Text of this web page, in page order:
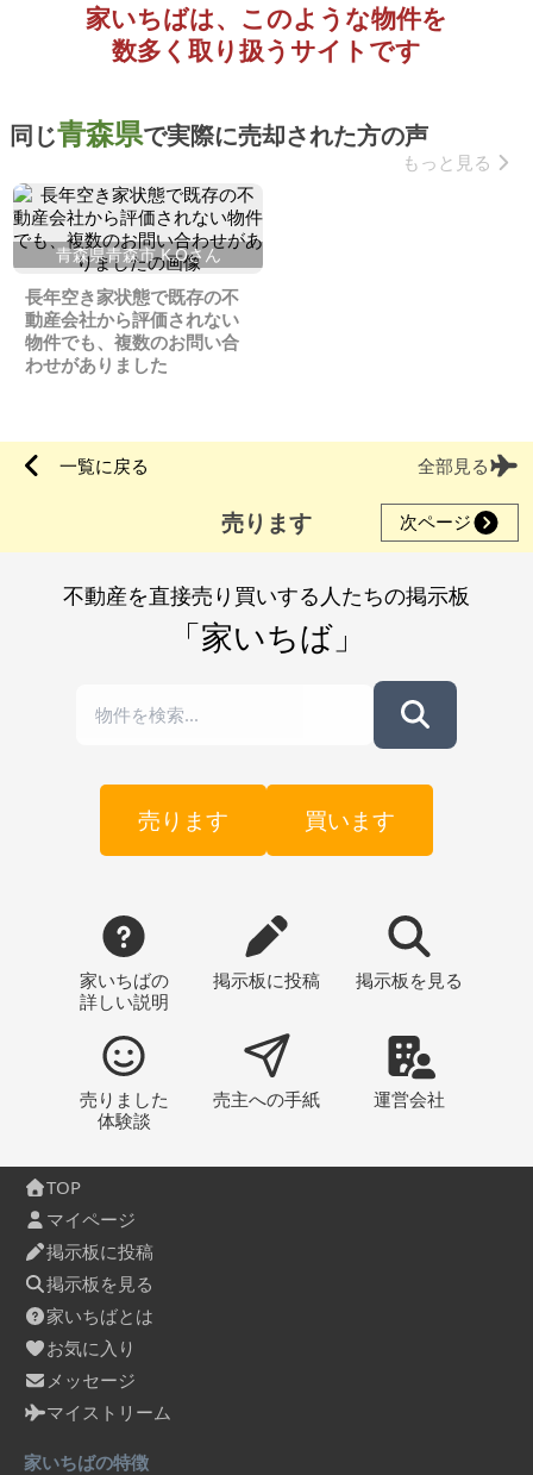
家いちばは、このような物件を
数多く取り扱うサイトです
同じ青森県で実際に売却された方の声
もっと見る
青森県青森市 K.Oさん
長年空き家状態で既存の不
動産会社から評価されない
物件でも、複数のお問い合
わせがありました
一覧に戻る 全部見る
売ります 次ページ
不動産を直接売り買いする人たちの掲示板
「家いちば」
売ります 買います
家いちばの
詳しい説明
掲示板に投稿 掲示板 を見る
売りました
体験談
売主への手紙 運営会社
TOP
マイページ
掲示板に投稿
掲示板を見る
家いちばとは
お気に入り
メッセージ
マイストリーム
家いちばの特徴